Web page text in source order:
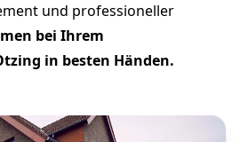
und professioneller
bei Ihrem
in besten Händen.